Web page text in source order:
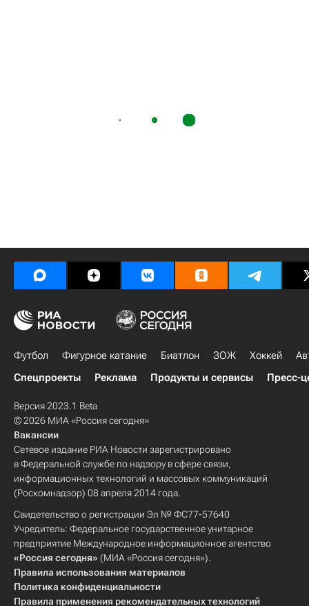
Футбол Фигурное катание Биатлон ЗОЖ Хоккей
Спецпроекты
Реклама Продукты и сервисы Пресс-
Версия 2023.1 Beta
© 2026 МИА «Россия сегодня»
Вакансии
Сетевое издание РИА Новости зарегистрировано
в Федеральной службе по надзору в сфере связи,
информационных технологий и массовых коммуникаций
(Роскомнадзор) 08 апреля 2014 года.
Свидетельство о регистрации Эл № ФС77-57640
Учредитель: Федеральное государственное унитарное
предприятие Международное информационное агентство
«Россия сегодня» (МИА «Россия сегодня»).
Правила использования материалов
Политика конфиденциальности
Правила применения рекомендательных технологий